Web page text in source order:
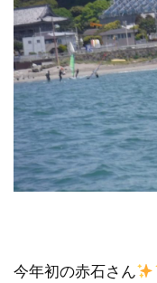
今年初の赤石さん